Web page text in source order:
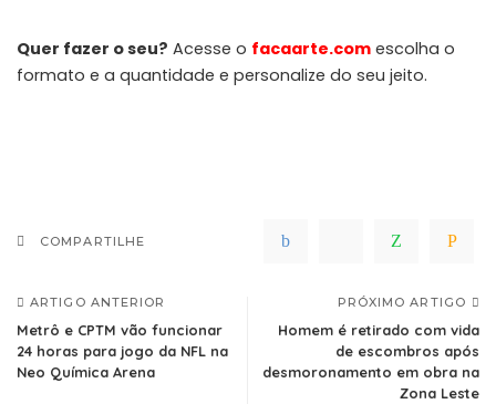
Quer fazer o seu? Acesse o facaarte.com escolha o
formato e a quantidade e personalize do seu jeito.
COMPARTILHE
ARTIGO ANTERIOR
Metrô e CPTM vão funcionar
24 horas para jogo da NFL na
Neo Química Arena
PRÓXIMO ARTIGO
Homem é retirado com vida
de escombros após
desmoronamento em obra na
Zona Leste